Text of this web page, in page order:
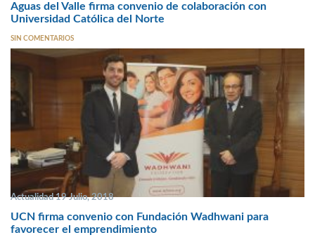
Aguas del Valle firma convenio de colaboración con
Universidad Católica del Norte
SIN COMENTARIOS
Actualidad 19 Julio, 2018
UCN firma convenio con Fundación Wadhwani para
favorecer el emprendimiento